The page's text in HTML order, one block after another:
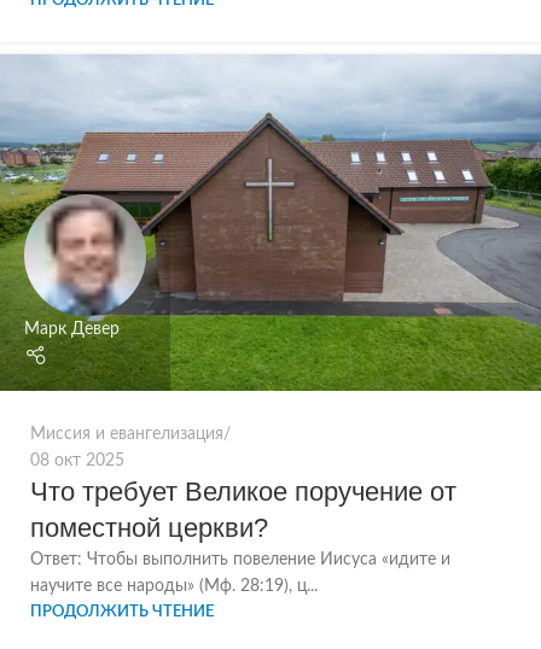
Марк Девер
Миссия и евангелизация
08 окт 2025
Что требует Великое поручение от
поместной церкви?
Ответ: Чтобы выполнить повеление Иисуса «идите и
научите все народы» (Мф. 28:19), ц...
ПРОДОЛЖИТЬ ЧТЕНИЕ